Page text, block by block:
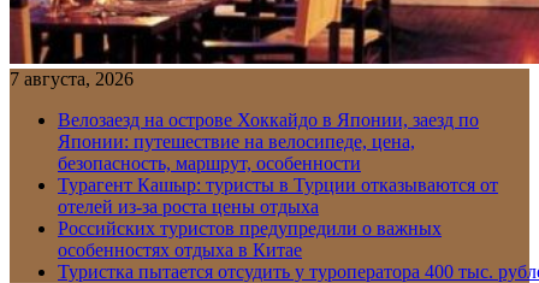
7 августа, 2026
Велозаезд на острове Хоккайдо в Японии, заезд по
Японии: путешествие на велосипеде, цена,
безопасность, маршрут, особенности
Турагент Кашыр: туристы в Турции отказываются от
отелей из-за роста цены отдыха
Российских туристов предупредили о важных
особенностях отдыха в Китае
Туристка пытается отсудить у туроператора 400 тыс.